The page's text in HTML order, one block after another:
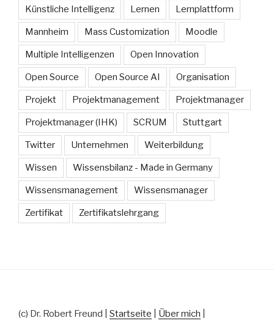
Künstliche Intelligenz Lernen Lernplattform
Mannheim Mass Customization Moodle
Multiple Intelligenzen Open Innovation
Open Source Open Source AI Organisation
Projekt Projektmanagement Projektmanager
Projektmanager (IHK) SCRUM Stuttgart
Twitter Unternehmen Weiterbildung
Wissen Wissensbilanz - Made in Germany
Wissensmanagement Wissensmanager
Zertifikat Zertifikatslehrgang
(c) Dr. Robert Freund | Startseite Über mich